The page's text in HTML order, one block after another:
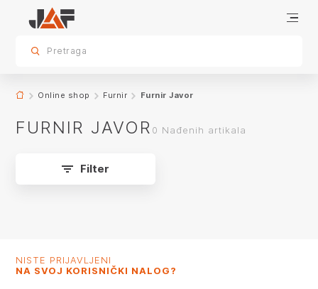
sr.skip-to.main-content
sr.skip-to.table-of-contents
sr.skip-to.main-navigation
Furnir Javor
Pretraga
app.product-grid.form-reload
Online shop Furnir Furnir Javor
FURNIR JAVOR 0 Nađenih artikala
Filter
NISTE PRIJAVLJENI
NA SVOJ KORISNIČKI NALOG?